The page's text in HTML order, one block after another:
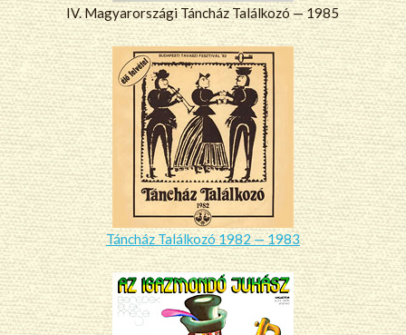
IV. Magyarországi Táncház Találkozó — 1985
Táncház Találkozó 1982 — 1983